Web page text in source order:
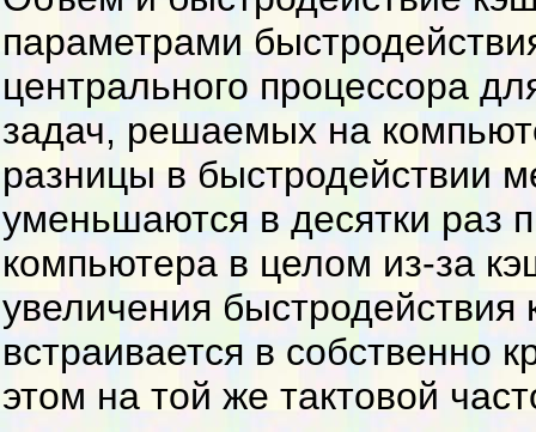
параметрами
центрального процессора
задач, решаемых на
разницы в быстродействии
уменьшаются в десятки раз
компьютера в целом из-за
увеличения
встраивается в собственно
этом на той же тактовой